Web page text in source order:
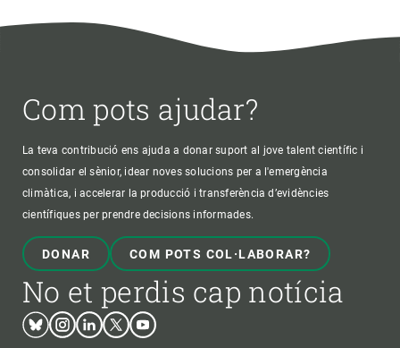
Com pots ajudar?
La teva contribució ens ajuda a donar suport al jove talent científic i
consolidar el sènior, idear noves solucions per a l'emergència
climàtica, i accelerar la producció i transferència d’evidències
científiques per prendre decisions informades.
DONAR COM POTS COL·LABORAR?
No et perdis cap notícia
BlueskyInstagram
LinkedinTwitterYoutube